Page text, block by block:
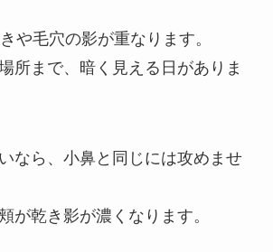
や毛穴の影が重なります。
所まで、暗く見える日がありま
なら、小鼻と同じには攻めませ
が乾き影が濃くなります。